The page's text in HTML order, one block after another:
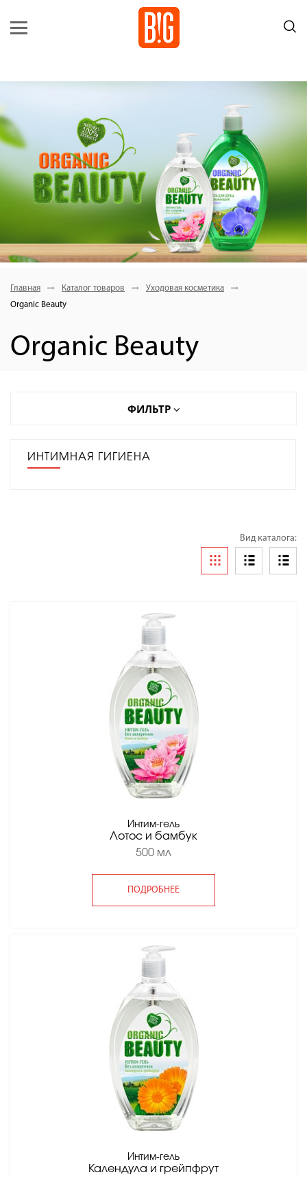
Главная Каталог товаров
Уходовая косметика
Organic Beauty
Organic Beauty
ФИЛЬТР
ИНТИМНАЯ ГИГИЕНА
Вид каталога:
Интим-гель
Лотос и бамбук
500 мл
ПОДРОБНЕЕ
Интим-гель
Календула и грейпфрут